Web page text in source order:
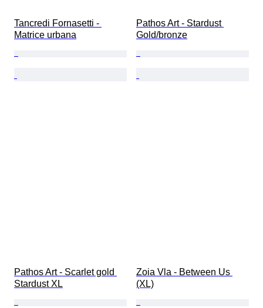
Tancredi Fornasetti -
Matrice urbana
Pathos Art - Stardust
Gold/bronze
Pathos Art - Scarlet gold
Stardust XL
Zoia Vla - Between Us
(XL)